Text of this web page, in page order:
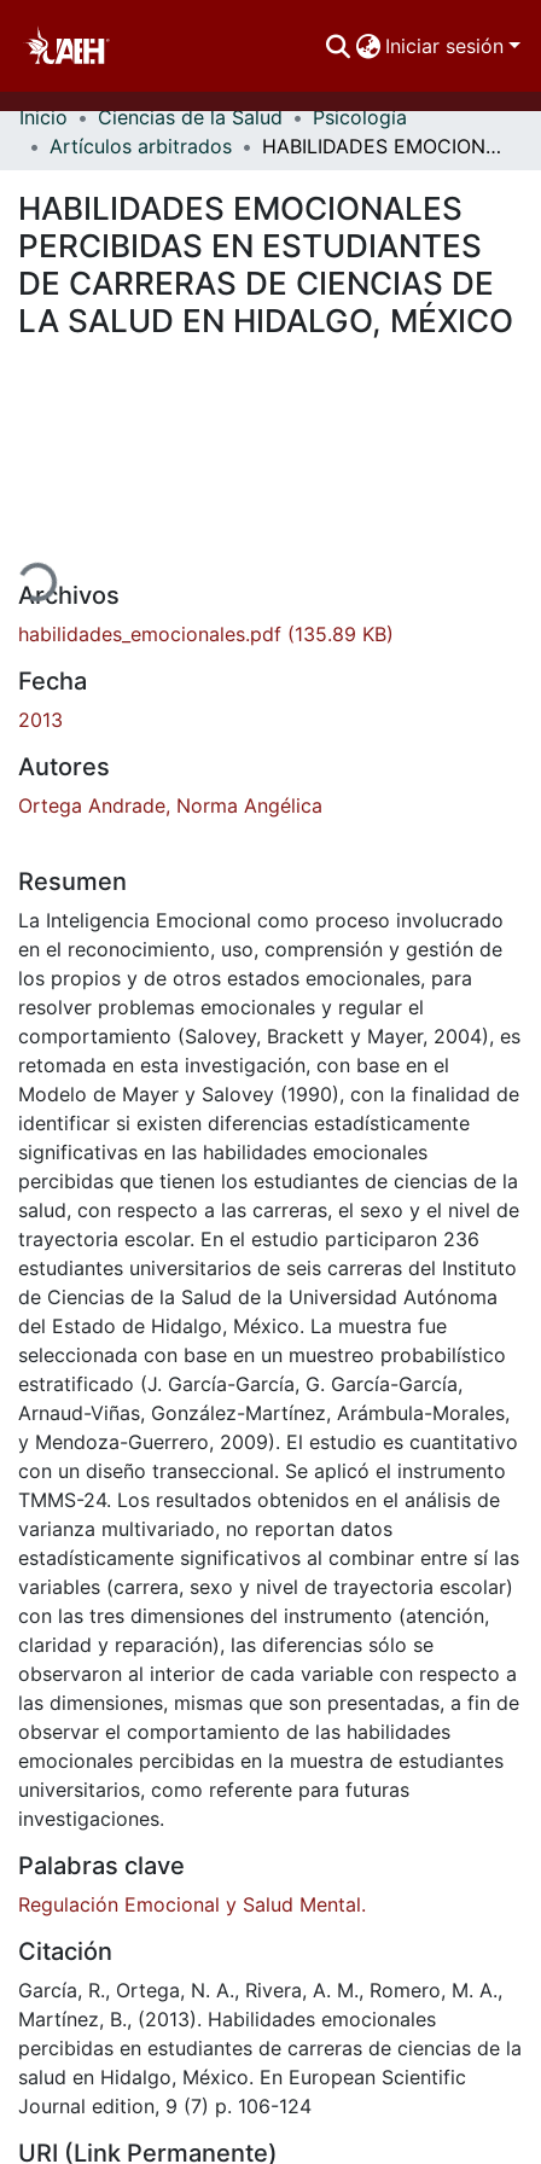
Iniciar sesión
Comunidades
Estadísticas
Inicio Ciencias de la Salud
Psicología
Artículos arbitrados
HABILIDADES EMOCIONALES PERCIBIDAS EN ESTUDIANTES DE CARRERAS DE CIENCIAS DE LA SALUD EN HIDALGO, MÉXICO
HABILIDADES EMOCIONALES
PERCIBIDAS EN ESTUDIANTES
DE CARRERAS DE CIENCIAS DE
LA SALUD EN HIDALGO, MÉXICO
Archivos
habilidades_emocionales.pdf (135.89 KB)
Fecha
2013
Autores
Ortega Andrade, Norma Angélica
Resumen
La Inteligencia Emocional como proceso involucrado
en el reconocimiento, uso, comprensión y gestión de
los propios y de otros estados emocionales, para
resolver problemas emocionales y regular el
comportamiento (Salovey, Brackett y Mayer, 2004), es
retomada en esta investigación, con base en el
Modelo de Mayer y Salovey (1990), con la finalidad de
identificar si existen diferencias estadísticamente
significativas en las habilidades emocionales
percibidas que tienen los estudiantes de ciencias de la
salud, con respecto a las carreras, el sexo y el nivel de
trayectoria escolar. En el estudio participaron 236
estudiantes universitarios de seis carreras del Instituto
de Ciencias de la Salud de la Universidad Autónoma
del Estado de Hidalgo, México. La muestra fue
seleccionada con base en un muestreo probabilístico
estratificado (J. García-García, G. García-García,
Arnaud-Viñas, González-Martínez, Arámbula-Morales,
y Mendoza-Guerrero, 2009). El estudio es cuantitativo
con un diseño transeccional. Se aplicó el instrumento
TMMS-24. Los resultados obtenidos en el análisis de
varianza multivariado, no reportan datos
estadísticamente significativos al combinar entre sí las
variables (carrera, sexo y nivel de trayectoria escolar)
con las tres dimensiones del instrumento (atención,
claridad y reparación), las diferencias sólo se
observaron al interior de cada variable con respecto a
las dimensiones, mismas que son presentadas, a fin de
observar el comportamiento de las habilidades
emocionales percibidas en la muestra de estudiantes
universitarios, como referente para futuras
investigaciones.
Palabras clave
Regulación Emocional y Salud Mental.
Citación
García, R., Ortega, N. A., Rivera, A. M., Romero, M. A.,
Martínez, B., (2013). Habilidades emocionales
percibidas en estudiantes de carreras de ciencias de la
salud en Hidalgo, México. En European Scientific
Journal edition, 9 (7) p. 106-124
URI (Link Permanente)